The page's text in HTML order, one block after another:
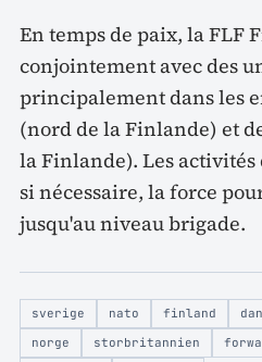
En temps de paix, la FLF
conjointement avec des
principalement dans les
(nord de la Finlande) et
la Finlande). Les activités
si nécessaire, la force
jusqu'au niveau brigade.
sverige nato finland
norge
storbritannien